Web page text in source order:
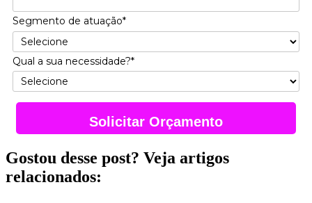
Segmento de atuação*
Qual a sua necessidade?*
Solicitar Orçamento
Gostou desse post? Veja artigos
relacionados: